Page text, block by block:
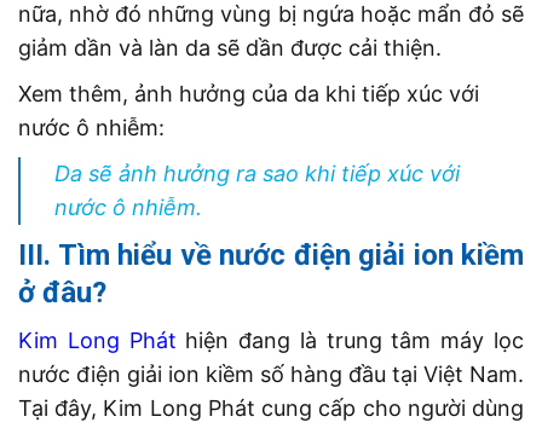
nữa, nhờ đó những vùng bị ngứa hoặc mẩn đỏ sẽ
giảm dần và làn da sẽ dần được cải thiện.
Xem thêm, ảnh hưởng của da khi tiếp xúc với
nước ô nhiễm:
Da sẽ ảnh hưởng ra sao khi tiếp xúc với
nước ô nhiễm.
III. Tìm hiểu về nước điện giải ion kiềm
ở đâu?
Kim Long Phát hiện đang là trung tâm máy lọc
nước điện giải ion kiềm số hàng đầu tại Việt Nam.
Tại đây, Kim Long Phát cung cấp cho người dùng